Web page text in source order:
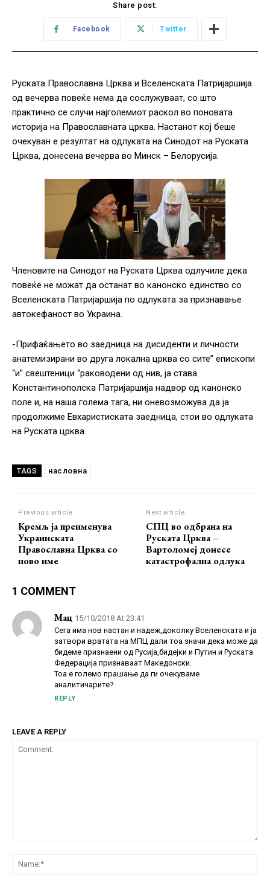
Share post:
Facebook Twitter
Руската Православна Црква и Вселенската Патријаршија
од вечерва повеќе нема да сослужуваат, со што
практично се случи најголемиот раскол во поновата
историја на Православната црква. Настанот кој беше
очекуван е резултат на одлуката на Синодот на Руската
Црква, донесена вечерва во Минск – Белорусија.
Членовите на Синодот на Руската Црква одлучиле дека
повеќе не можат да останат во канонско единство со
Вселенската Патријаршија по одлуката за признавање
автокефаност во Украина.
-Прифаќањето во заедница на дисиденти и личности
анатемизирани во друга локална црква со сите” епископи
“и” свештеници “раководени од нив, ја става
Константинополска Патријаршија надвор од канонско
поле и, на наша голема тага, ни оневозможува да ја
продолжиме Евхаристиската заедница, стои во одлуката
на Руската црква.
TAGS насловна
Previous article
Кремљ ја преименува
Украинската
Православна Црква со
ново име
Next article
СПЦ во одбрана на
Руската Црква –
Вартоломеј донесе
катастрофална одлука
1 COMMENT
Мац 15/10/2018 At 23:41
Сега има нов настан и надеж,доколку Вселенската и ја
затвори вратата на МПЦ дали тоа значи дека може да
бидеме признаени од Русија,бидејки и Путин и Руската
Федерација признаваат Македонски.
Тоа е големо прашање да ги очекуваме
аналитичарите?
REPLY
LEAVE A REPLY